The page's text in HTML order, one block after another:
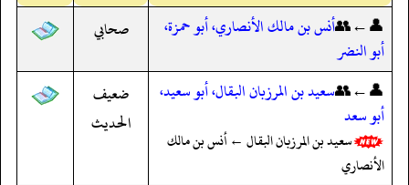
👤←👥أنس بن مالك الأنصاري، أبو حمزة،
أبو النضر
صحابي
👤←👥سعيد بن المرزبان البقال، أبو سعيد،
أبو سعد
سعيد بن المرزبان البقال ← أنس بن مالك
الأنصاري
ضعيف
الحديث